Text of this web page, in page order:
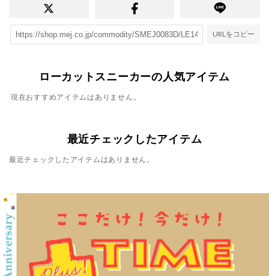
URLをコピー
ローカットスニーカーの人気アイテム
現在おすすめアイテムはありません。
最近チェックしたアイテム
最近チェックしたアイテムはありません。